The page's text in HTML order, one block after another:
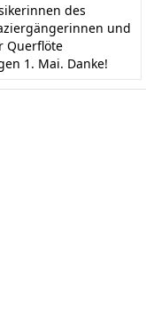
des
und
Querflöte
1. Mai. Danke!